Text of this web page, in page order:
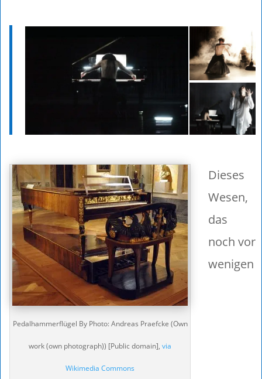
Pedalhammerflügel By Photo: Andreas Praefcke (Own
work (own photograph)) [Public domain], via
Wikimedia Commons
Dieses
Wesen,
das
noch vor
wenigen